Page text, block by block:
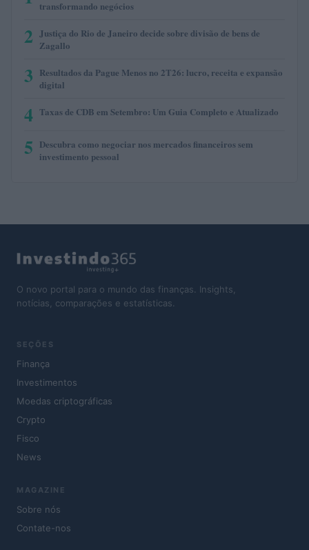
transformando negócios
2 Justiça do Rio de Janeiro decide sobre divisão de bens de
Zagallo
3 Resultados da Pague Menos no 2T26: lucro, receita e expansão
digital
4 Taxas de CDB em Setembro: Um Guia Completo e Atualizado
5 Descubra como negociar nos mercados financeiros sem
investimento pessoal
O novo portal para o mundo das finanças. Insights,
notícias, comparações e estatísticas.
SEÇÕES
Finança
Investimentos
Moedas criptográficas
Crypto
Fisco
News
MAGAZINE
Sobre nós
Contate-nos